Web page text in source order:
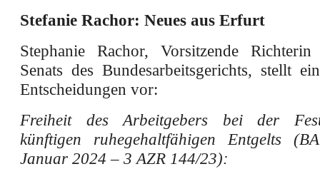
Stefanie Rachor: Neues aus Erfurt
Stephanie Rachor, Vorsitzende
Senats des Bundesarbeitsgerichts, stellt
Entscheidungen vor:
Freiheit des Arbeitgebers bei der
künftigen ruhegehaltfähigen Entgelts
Januar 2024 – 3 AZR 144/23):